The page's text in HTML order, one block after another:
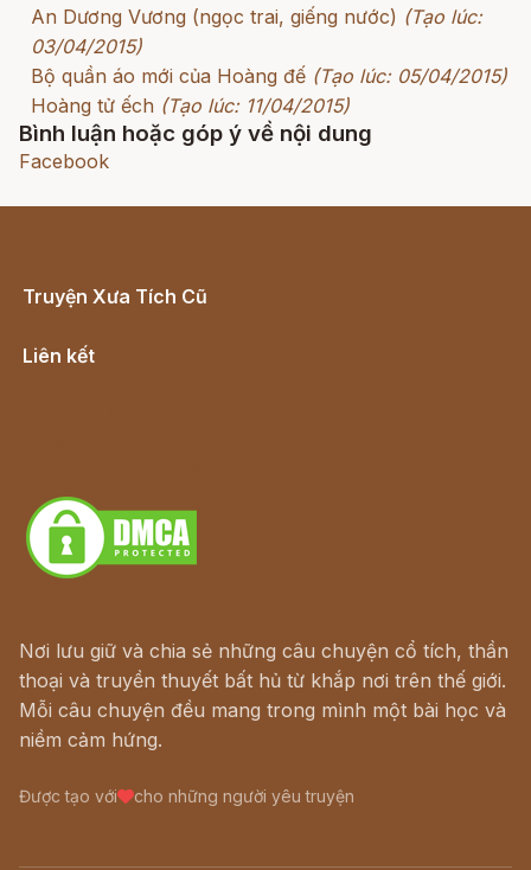
An Dương Vương (ngọc trai, giếng nước) (Tạo lúc:
03/04/2015)
Bộ quần áo mới của Hoàng đế (Tạo lúc: 05/04/2015)
Hoàng tử ếch (Tạo lúc: 11/04/2015)
Bình luận hoặc góp ý về nội dung
Facebook
Truyện Xưa Tích Cũ
Liên kết
Nơi lưu giữ và chia sẻ những câu chuyện cổ tích, thần
thoại và truyền thuyết bất hủ từ khắp nơi trên thế giới.
Mỗi câu chuyện đều mang trong mình một bài học và
niềm cảm hứng.
Được tạo với cho những người yêu truyện